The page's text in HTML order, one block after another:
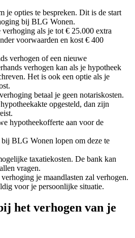
je opties te bespreken. Dit is de start
bij BLG Wonen.
als je tot € 25.000 extra
voorwaarden en kost € 400
verhogen of een nieuwe
verhogen kan als je hypotheek
Het is ook een optie als je
betaal je geen notariskosten.
opgesteld, dan zijn
hypotheekofferte aan voor de
bij BLG Wonen lopen om deze te
taxatiekosten. De bank kan
vragen.
je maandlasten zal verhogen.
voor je persoonlijke situatie.
het verhogen van je